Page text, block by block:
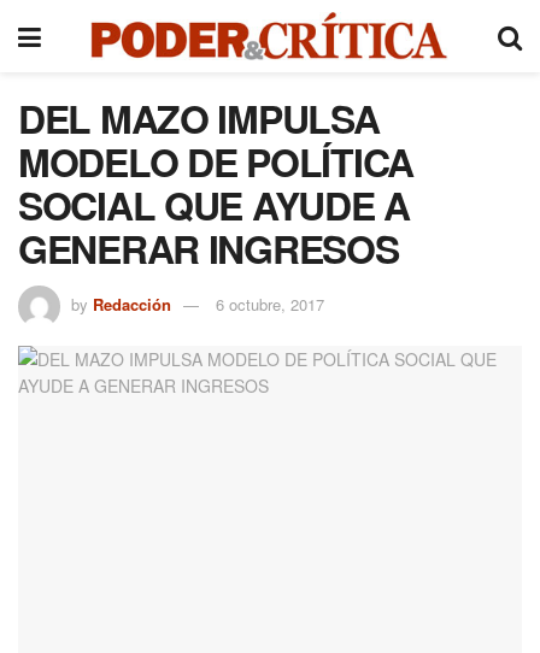
DEL MAZO IMPULSA
MODELO DE POLÍTICA
SOCIAL QUE AYUDE A
GENERAR INGRESOS
by Redacción 6 octubre, 2017